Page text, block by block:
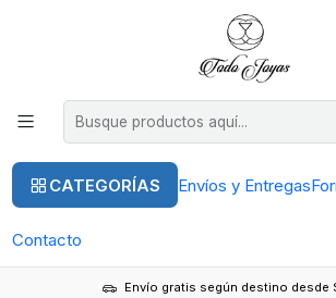
CATEGORÍAS Envíos y Entregas
Contacto
Envío gratis según destino desde